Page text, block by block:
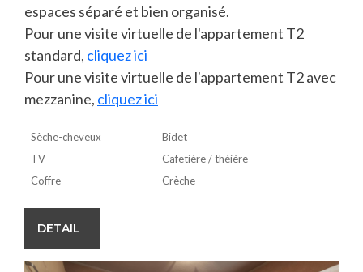
espaces séparé et bien organisé.
Pour une visite virtuelle de l'appartement T2
standard, cliquez ici
Pour une visite virtuelle de l'appartement T2 avec
mezzanine, cliquez ici
Sèche-cheveux
TV
Coffre
Bidet
Cafetière / théière
Crèche
DETAIL